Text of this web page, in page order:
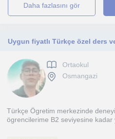
daha fazlasını gör
Ortaokul
Osmangazi
Türkçe Ögretim merkezinde
ögrencilerime B2 seviyesine kadar